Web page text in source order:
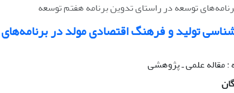
توسعه در راستای تدوین برنامه هفتم توسعه
تولید و فرهنگ اقتصادی مولد در
: مقاله علمی ـ پژوهشی